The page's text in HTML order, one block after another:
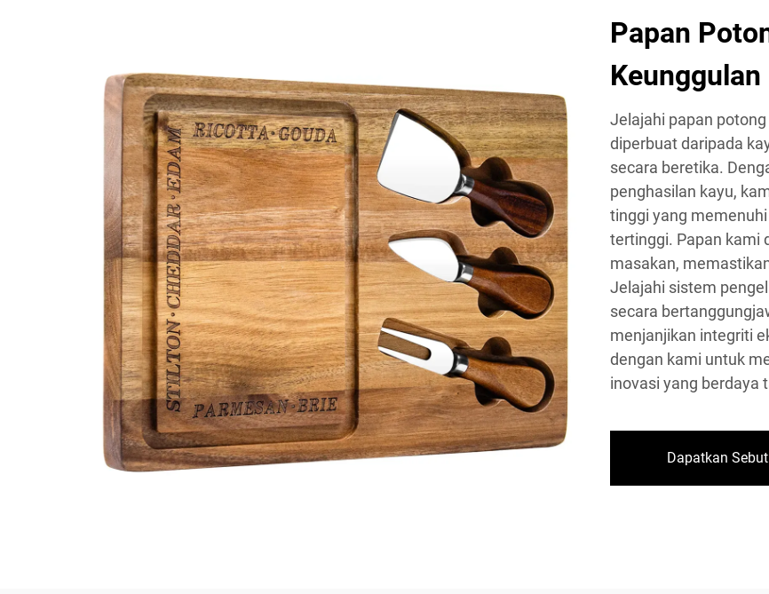
Papan
Jelajahi papan potong
diperbuat daripada
secara beretika.
penghasilan kayu,
tinggi yang
tertinggi. Papan kami
masakan,
Jelajahi sistem
secara
menjanjikan integriti
dengan kami untuk
inovasi yang berdaya
Dapatkan